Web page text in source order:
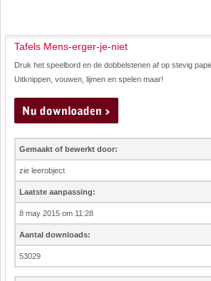
Tafels Mens-erger-je-niet
Druk het speelbord en de dobbelstenen af op stevig
Uitknippen, vouwen, lijmen en spelen maar!
Gemaakt of bewerkt door:
zie leerobject
Laatste aanpassing:
8 may 2015 om 11:28
Aantal downloads:
53029